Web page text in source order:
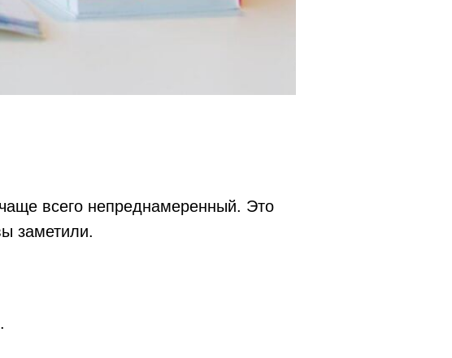
чаще всего непреднамеренный. Это
заметили.